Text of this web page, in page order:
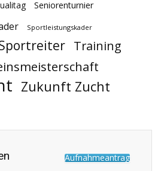
Seniorenturnier
Sportleistungskader
Training
Zukunft Zucht
Aufnahmeantrag